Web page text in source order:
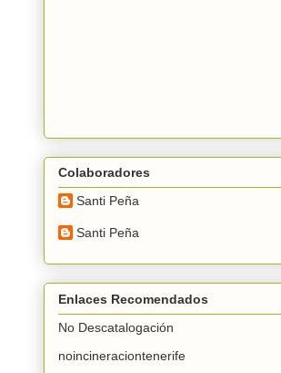
Colaboradores
Santi Peña
Santi Peña
Enlaces Recomendados
No Descatalogación
noincineraciontenerife